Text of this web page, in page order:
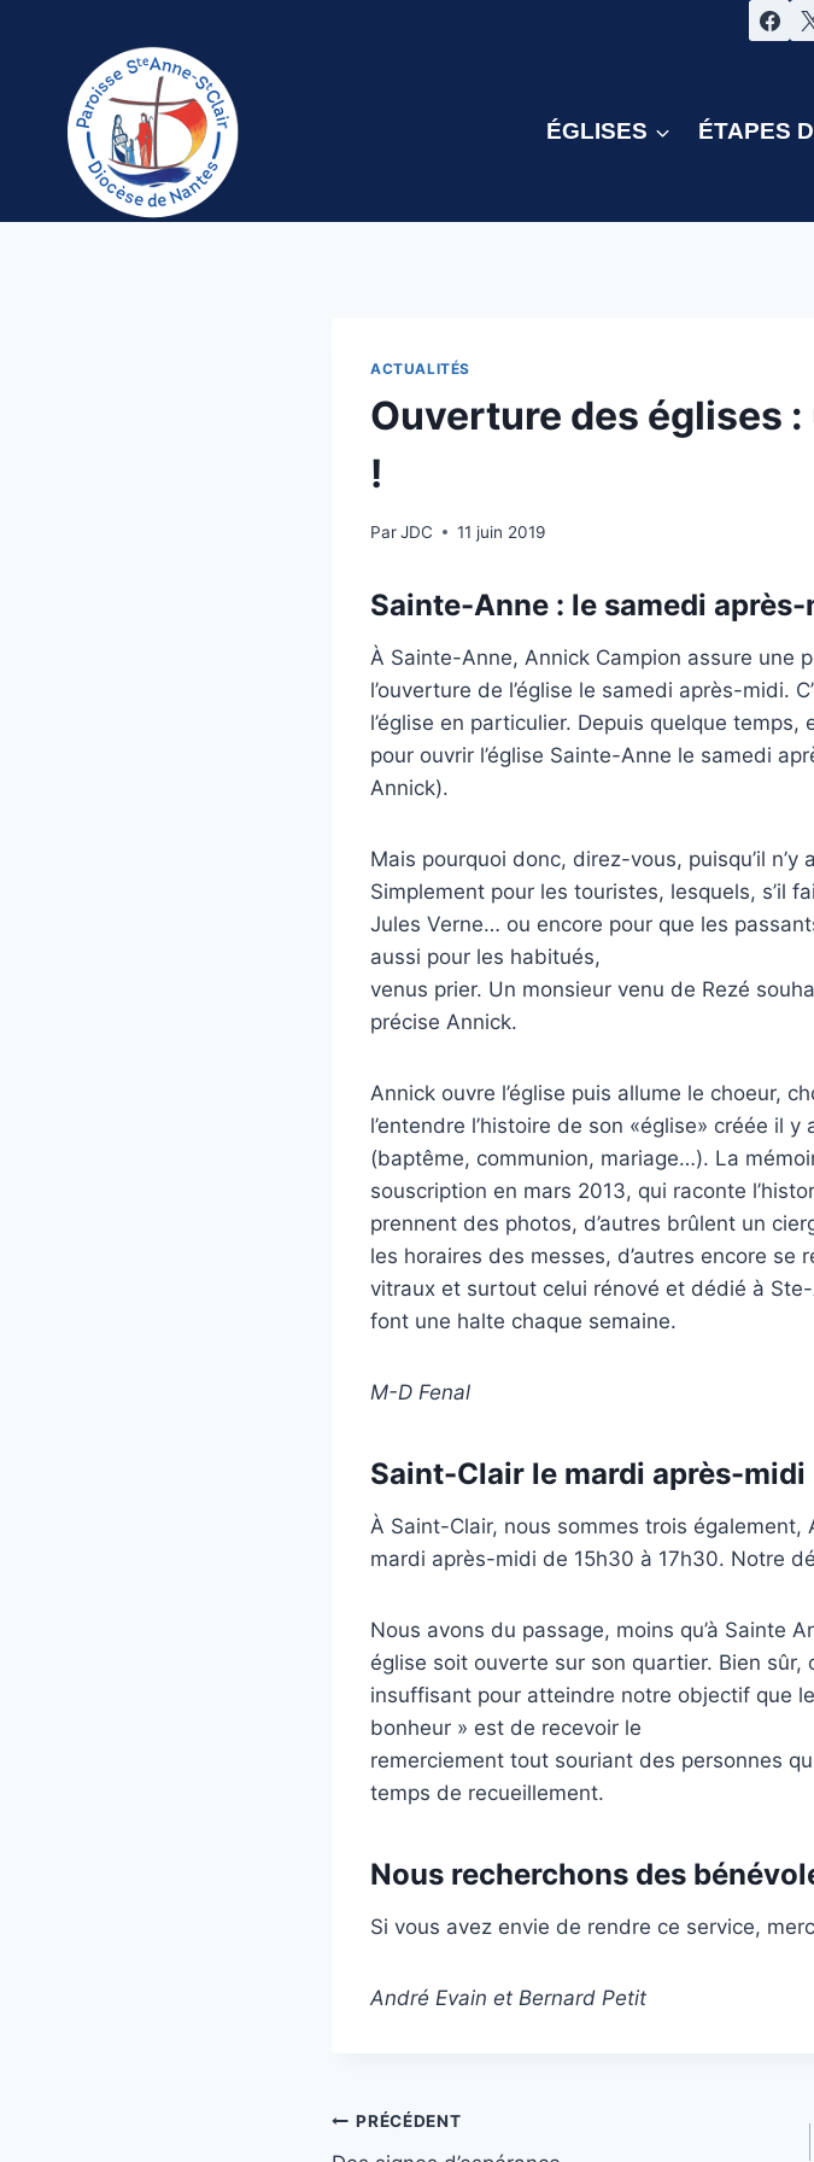
ÉGLISES ÉTAPES
ACTUALITÉS
Ouverture des églises
!
ParJDC 11 juin 2019
Sainte-Anne : le samedi
À Sainte-Anne, Annick Campion assure une
l’ouverture de l’église le samedi après-midi.
l’église en particulier. Depuis quelque
pour ouvrir l’église Sainte-Anne le samedi
Annick).
Mais pourquoi donc, direz-vous, puisqu’il
Simplement pour les touristes, lesquels, s’il
Jules Verne… ou encore pour que les
aussi pour les habitués,
venus prier. Un monsieur venu de Rezé
précise Annick.
Annick ouvre l’église puis allume le choeur,
l’entendre l’histoire de son «église» créée il
(baptême, communion, mariage…). La
souscription en mars 2013, qui raconte
prennent des photos, d’autres brûlent un
les horaires des messes, d’autres encore se
vitraux et surtout celui rénové et dédié à
font une halte chaque semaine.
M-D Fenal
Saint-Clair le mardi après-midi
À Saint-Clair, nous sommes trois également,
mardi après-midi de 15h30 à 17h30. Notre
Nous avons du passage, moins qu’à Sainte
église soit ouverte sur son quartier. Bien
insuffisant pour atteindre notre objectif que
bonheur » est de recevoir le
remerciement tout souriant des personnes
temps de recueillement.
Nous recherchons des
Si vous avez envie de rendre ce service,
André Evain et Bernard Petit
Navigation
PRÉCÉDENT